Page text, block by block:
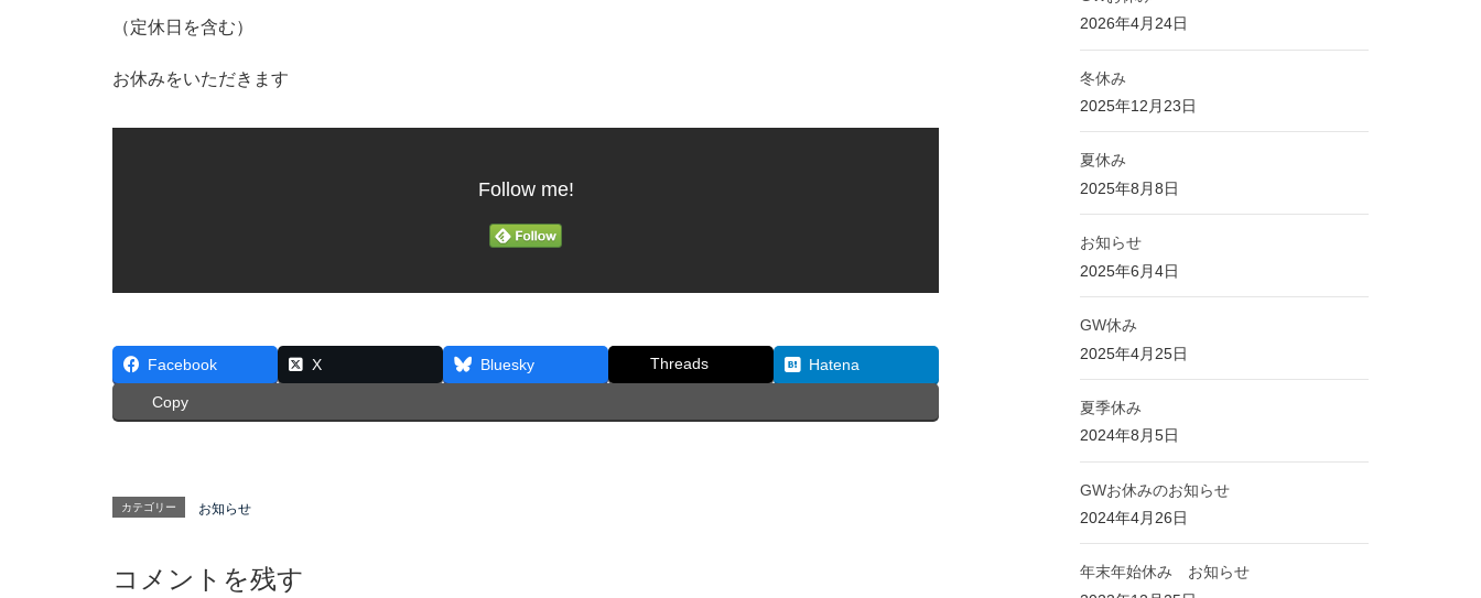
（定休日を含む）
お休みをいただきます
Follow me!
Facebook X Bluesky Threads Hatena
Copy
カテゴリー お知らせ
コメントを残す
2026年4月24日
冬休み
2025年12月23日
夏休み
2025年8月8日
お知らせ
2025年6月4日
GW休み
2025年4月25日
夏季休み
2024年8月5日
GWお休みのお知らせ
2024年4月26日
年末年始休み お知らせ